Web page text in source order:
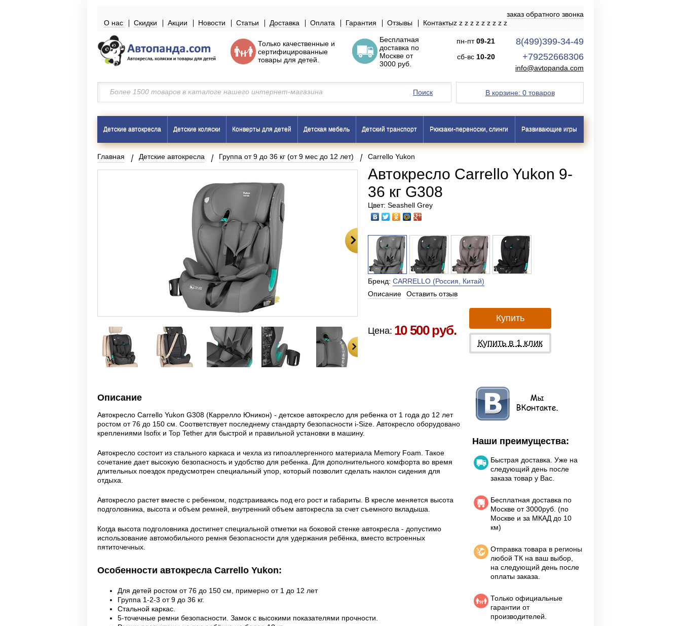
заказ обратного звонка
z
О нас z
Скидки z
Акции z
Новости z
Статьи z
Доставка z
Оплата z
Гарантия z
Отзывы z
Контакты
Только качественные и
сертифицированные
товары для детей.
Бесплатная
доставка по
Москве от
3000 руб.
пн-пт09-21
сб-вс 10-20
8(499)399-34-49
+79252668306
info@avtopanda.com
В корзине: 0 товаров
Поиск
Детские автокресла Детские коляски Конверты для детей Детская мебель Детский транспорт Рюкзаки-переноски, слинги Развивающие игры
Главная Детские автокресла Группа от 9 до 36 кг (от 9 мес до 12 лет) Carrello Yukon
Автокресло Carrello Yukon 9-
36 кг G308
Цвет: Seashell Grey
Бренд: CARRELLO (Россия, Китай)
Описание
Оставить отзыв
Цена: 10 500 руб.
Купить
Купить в 1 клик
Описание
Автокресло Carrello Yukon G308 (Каррелло Юникон) - детское автокресло для ребенка от 1 года до 12 лет
ростом от 76 до 150 см. Соответствует последнему стандарту безопасности i-Size. Автокресло оборудовано
креплениями Isofix и Top Tether для быстрой и правильной установки в машину.
Автокресло состоит из стального каркаса и чехла из гипоаллергенного материала Memory Foam. Такое
сочетание дает высокую безопасность и удобство для ребенка. Для дополнительного комфорта во время
длительных поездок предусмотрен специальный упор, который позволит сделать наклон сидения для
отдыха.
Автокресло растет вместе с ребенком, подстраиваясь под его рост и габариты. В кресле меняется высота
подголовника, высота и объем ремней, внутренний объем автокресла за счет съемного вкладыша.
Когда высота подголовника достигнет специальной отметки на боковой стенке автокресла - допустимо
использование автомобильного ремня безопасности для удержания ребёнка, вместо встроенных
пятиточечных.
Особенности автокресла Carrello Yukon:
Для детей ростом от 76 до 150 см, примерно от 1 до 12 лет
Группа 1-2-3 от 9 до 36 кг.
Стальной каркас.
5-точечные ремни безопасности. Замок с высокими показателями прочности.
Наши преимущества:
Быстрая доставка. Уже на
следующий день после
заказа товар у Вас.
Бесплатная доставка по
Москве от 3000руб. (по
Москве и за МКАД до 10
км)
Отправка товара в регионы
любой ТК на ваш выбор,
на следующий день после
оплаты заказа.
Только официальные
гарантии от
производителей.